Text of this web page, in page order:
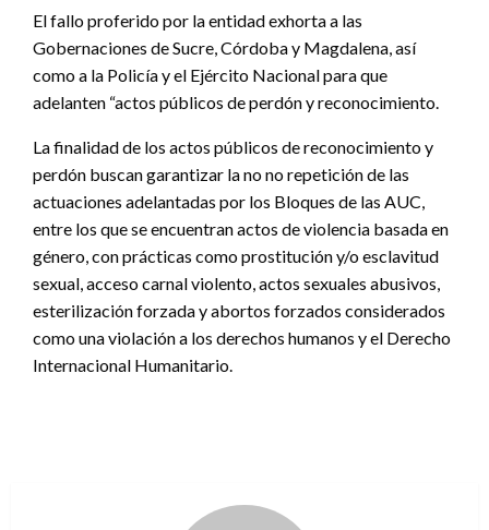
El fallo proferido por la entidad exhorta a las
Gobernaciones de Sucre, Córdoba y Magdalena, así
como a la Policía y el Ejército Nacional para que
adelanten “actos públicos de perdón y reconocimiento.
La finalidad de los actos públicos de reconocimiento y
perdón buscan garantizar la no no repetición de las
actuaciones adelantadas por los Bloques de las AUC,
entre los que se encuentran actos de violencia basada en
género, con prácticas como prostitución y/o esclavitud
sexual, acceso carnal violento, actos sexuales abusivos,
esterilización forzada y abortos forzados considerados
como una violación a los derechos humanos y el Derecho
Internacional Humanitario.